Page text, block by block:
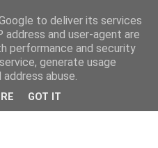
to deliver its services
address and user-agent are
performance and security
generate usage
abuse.
GOT IT